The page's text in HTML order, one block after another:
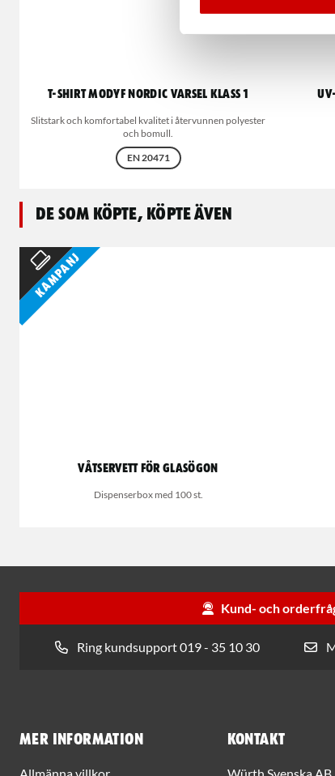
T-shirt MODYF Nordic varsel klass 1
Slitstark och komfortabel kvalitet i återvunnen polyester
och bomull.
EN 20471
De som köpte, köpte även
Kampanj
Våtservett för glasögon
Dispenserbox med 100 st.
Kund- och
Ring kundsupport 019 - 35 10 30
Mer information Kontakt